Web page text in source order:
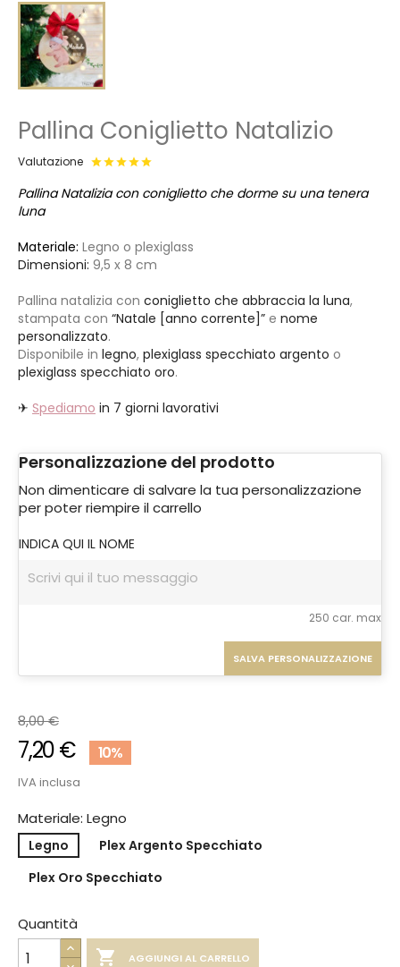
Pallina Coniglietto Natalizio
Valutazione
Pallina Natalizia con coniglietto che dorme su una tenera
luna
Materiale: Legno o plexiglass
Dimensioni: 9,5 x 8 cm
Pallina natalizia con coniglietto che abbraccia la luna,
stampata con “Natale [anno corrente]” e nome
personalizzato.
Disponibile in legno, plexiglass specchiato argento o
plexiglass specchiato oro.
✈ Spediamo in 7 giorni lavorativi
Personalizzazione del prodotto
Non dimenticare di salvare la tua personalizzazione
per poter riempire il carrello
INDICA QUI IL NOME
250 car. max
SALVA PERSONALIZZAZIONE
8,00 €
7,20 € 10%
IVA inclusa
Materiale: Legno
Legno
Plex Argento Specchiato
Plex Oro Specchiato
Quantità
 AGGIUNGI AL CARRELLO